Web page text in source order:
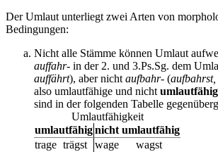
Der Umlaut unterliegt zwei Arten von
Bedingungen:
Nicht alle Stämme können Umlaut
auffahr- in der 2. und 3.Ps.Sg. dem
auffährt), aber nicht aufbahr- (
also umlautfähige und nicht
sind in der folgenden Tabelle
Umlautfähigkeit
umlautfähignicht umlautfähig
trage trägst wage
wagst